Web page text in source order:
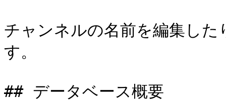
チャンネルの名前を編集し
す。
## データベース概要